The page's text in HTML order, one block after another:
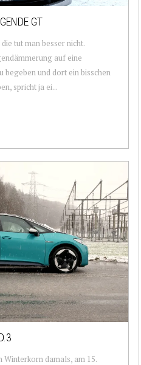
GT
tut man besser nicht.
auf eine
begeben und dort ein bisschen
spricht ja ei...
Winterkorn damals, am 15.